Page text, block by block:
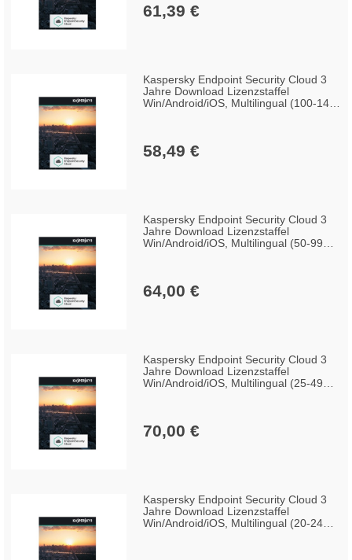
61,39 €
Kaspersky Endpoint Security Cloud 3
Jahre Download Lizenzstaffel
Win/Android/iOS, Multilingual (100-149
58,49 €
Kaspersky Endpoint Security Cloud 3
Jahre Download Lizenzstaffel
Win/Android/iOS, Multilingual (50-99
64,00 €
Kaspersky Endpoint Security Cloud 3
Jahre Download Lizenzstaffel
Win/Android/iOS, Multilingual (25-49
70,00 €
Kaspersky Endpoint Security Cloud 3
Jahre Download Lizenzstaffel
Win/Android/iOS, Multilingual (20-24